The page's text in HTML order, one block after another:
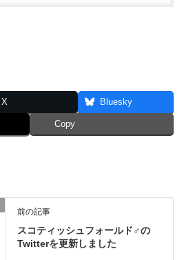
X Bluesky
Copy
前の記事
スコティッシュフォールド♂の
Twitterを更新しました